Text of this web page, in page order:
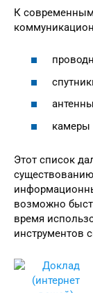
К
камеры
Этот список
возможно
время
инструментов